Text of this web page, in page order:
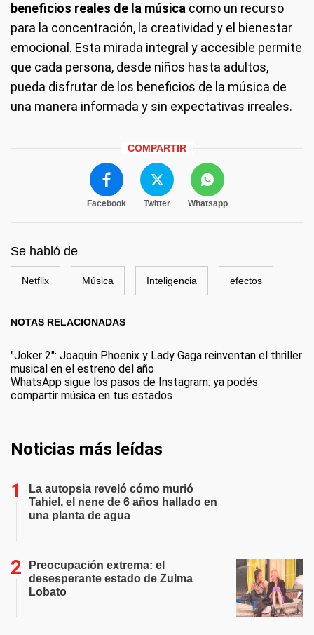
beneficios reales de la música como un recurso
para la concentración, la creatividad y el bienestar
emocional. Esta mirada integral y accesible permite
que cada persona, desde niños hasta adultos,
pueda disfrutar de los beneficios de la música de
una manera informada y sin expectativas irreales.
COMPARTIR
Facebook Twitter Whatsapp
Se habló de
Netflix Música Inteligencia efectos
NOTAS RELACIONADAS
"Joker 2": Joaquin Phoenix y Lady Gaga reinventan el thriller
musical en el estreno del año
WhatsApp sigue los pasos de Instagram: ya podés
compartir música en tus estados
Noticias más leídas
La autopsia reveló cómo murió
Tahiel, el nene de 6 años hallado en
una planta de agua
Preocupación extrema: el
desesperante estado de Zulma
Lobato